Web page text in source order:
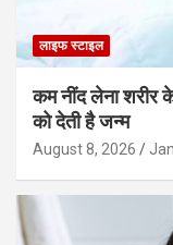
लाइफ स्टाइल
कम नींद लेना शरीर
को देती है जन्म
August 8, 2026